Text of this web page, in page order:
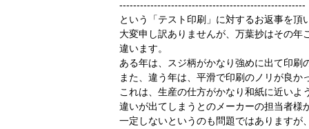
------------------------------------------------------
という「テスト印刷」に対するお返事を頂
大変申し訳ありませんが、万葉抄はその
違います。
ある年は、スジ柄がかなり強めに出て印刷
また、違う年は、平滑で印刷のノリが良か
これは、生産の仕方がかなり和紙に近い
違いが出てしまうとのメーカーの担当者様
一定しないというのも問題ではありますが